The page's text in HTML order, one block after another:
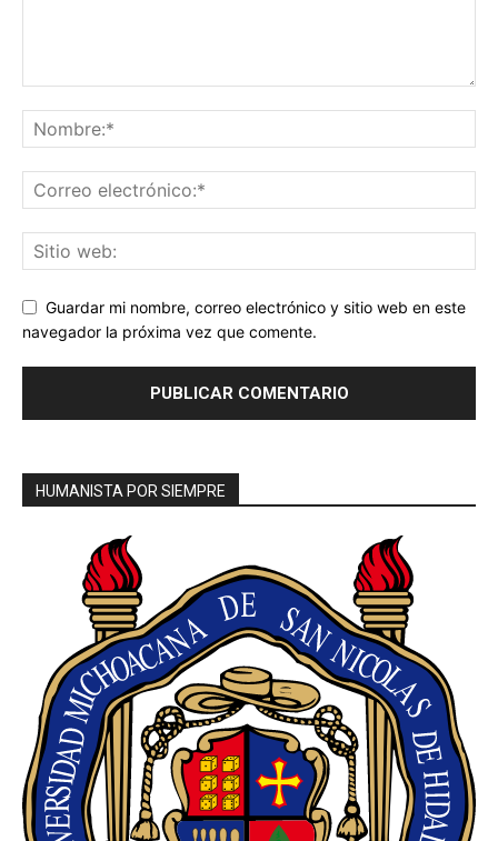
Guardar mi nombre, correo electrónico y sitio web en este
navegador la próxima vez que comente.
HUMANISTA POR SIEMPRE